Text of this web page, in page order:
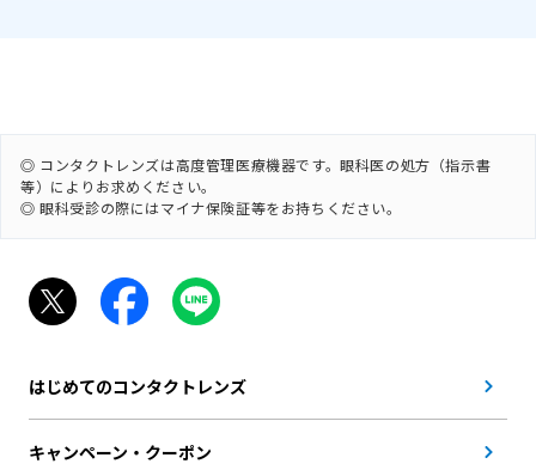
◎ コンタクトレンズは高度管理医療機器です。眼科医の処方（指示書
等）によりお求めください。
◎ 眼科受診の際にはマイナ保険証等をお持ちください。
はじめてのコンタクトレンズ
キャンペーン・クーポン